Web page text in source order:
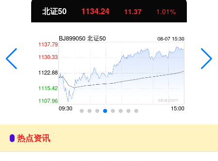
北证50 1134.24 11.37 1.01%
热点资讯